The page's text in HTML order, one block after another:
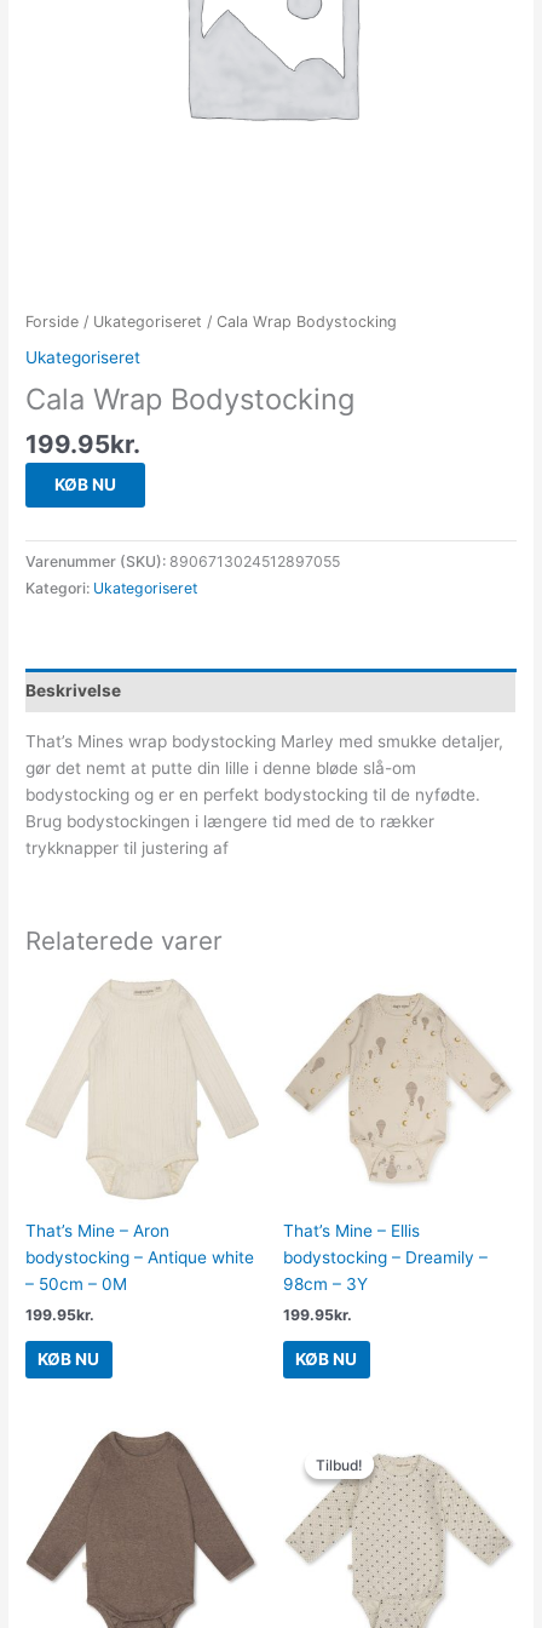
Forside / Ukategoriseret / Cala Wrap Bodystocking
Ukategoriseret
Cala Wrap Bodystocking
199.95kr.
KØB NU
Varenummer (SKU):8906713024512897055
Kategori: Ukategoriseret
Beskrivelse
That’s Mines wrap bodystocking Marley med smukke detaljer,
gør det nemt at putte din lille i denne bløde slå-om
bodystocking og er en perfekt bodystocking til de nyfødte.
Brug bodystockingen i længere tid med de to rækker
trykknapper til justering af
Relaterede varer
That’s Mine – Aron
bodystocking – Antique white
– 50cm – 0M
199.95kr.
KØB NU
That’s Mine – Ellis
bodystocking – Dreamily –
98cm – 3Y
199.95kr.
KØB NU
Tilbud!
Tilbud!
oprindelige
pris
var:
199.95kr..
aktuelle
pris
er:
119.97kr..